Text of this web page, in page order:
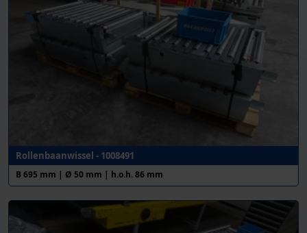
Rollenbaanwissel - 1008491
B 695 mm | Ø 50 mm | h.o.h. 86 mm